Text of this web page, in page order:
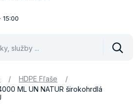
15:00
/ HDPE Fľaše
/
ML UN NATUR širokohrdlá